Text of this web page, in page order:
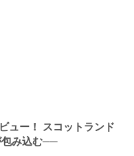
ュー！ スコットランド
包み込む──